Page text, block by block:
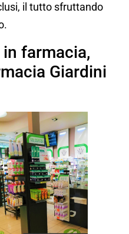
il tutto sfruttando
farmacia,
Giardini